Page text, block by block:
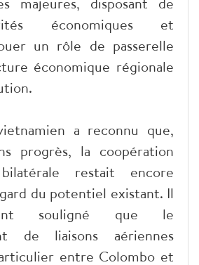
économiques et
un rôle de passerelle
économique régionale
a reconnu que,
progrès, la coopération
restait encore
du potentiel existant. Il
souligné que le
de liaisons aériennes
entre Colombo et